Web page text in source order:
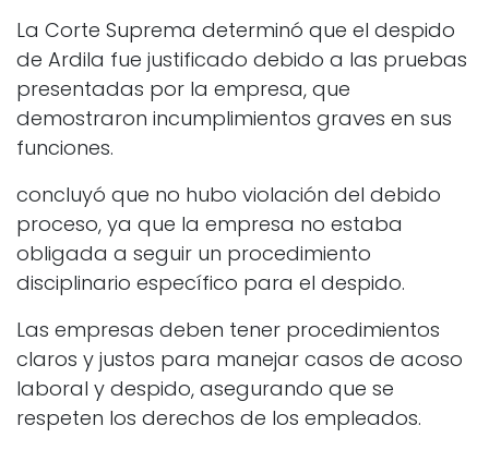
La Corte Suprema determinó que el despido
de Ardila fue justificado debido a las pruebas
presentadas por la empresa, que
demostraron incumplimientos graves en sus
funciones.
concluyó que no hubo violación del debido
proceso, ya que la empresa no estaba
obligada a seguir un procedimiento
disciplinario específico para el despido.
Las empresas deben tener procedimientos
claros y justos para manejar casos de acoso
laboral y despido, asegurando que se
respeten los derechos de los empleados.